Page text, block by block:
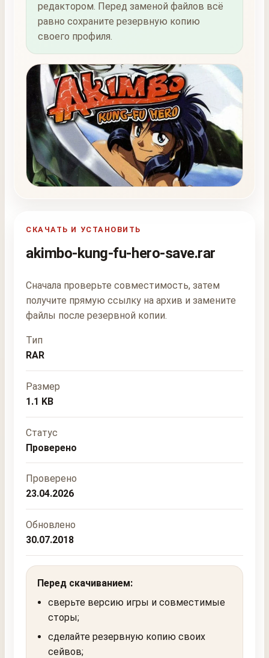
редактором. Перед заменой файлов всё
равно сохраните резервную копию
своего профиля.
СКАЧАТЬ И УСТАНОВИТЬ
akimbo-kung-fu-hero-save.rar
Сначала проверьте совместимость, затем
получите прямую ссылку на архив и замените
файлы после резервной копии.
Тип
RAR
Размер
1.1 KB
Статус
Проверено
Проверено
23.04.2026
Обновлено
30.07.2018
Перед скачиванием:
сверьте версию игры и совместимые
сторы;
сделайте резервную копию своих
сейвов;